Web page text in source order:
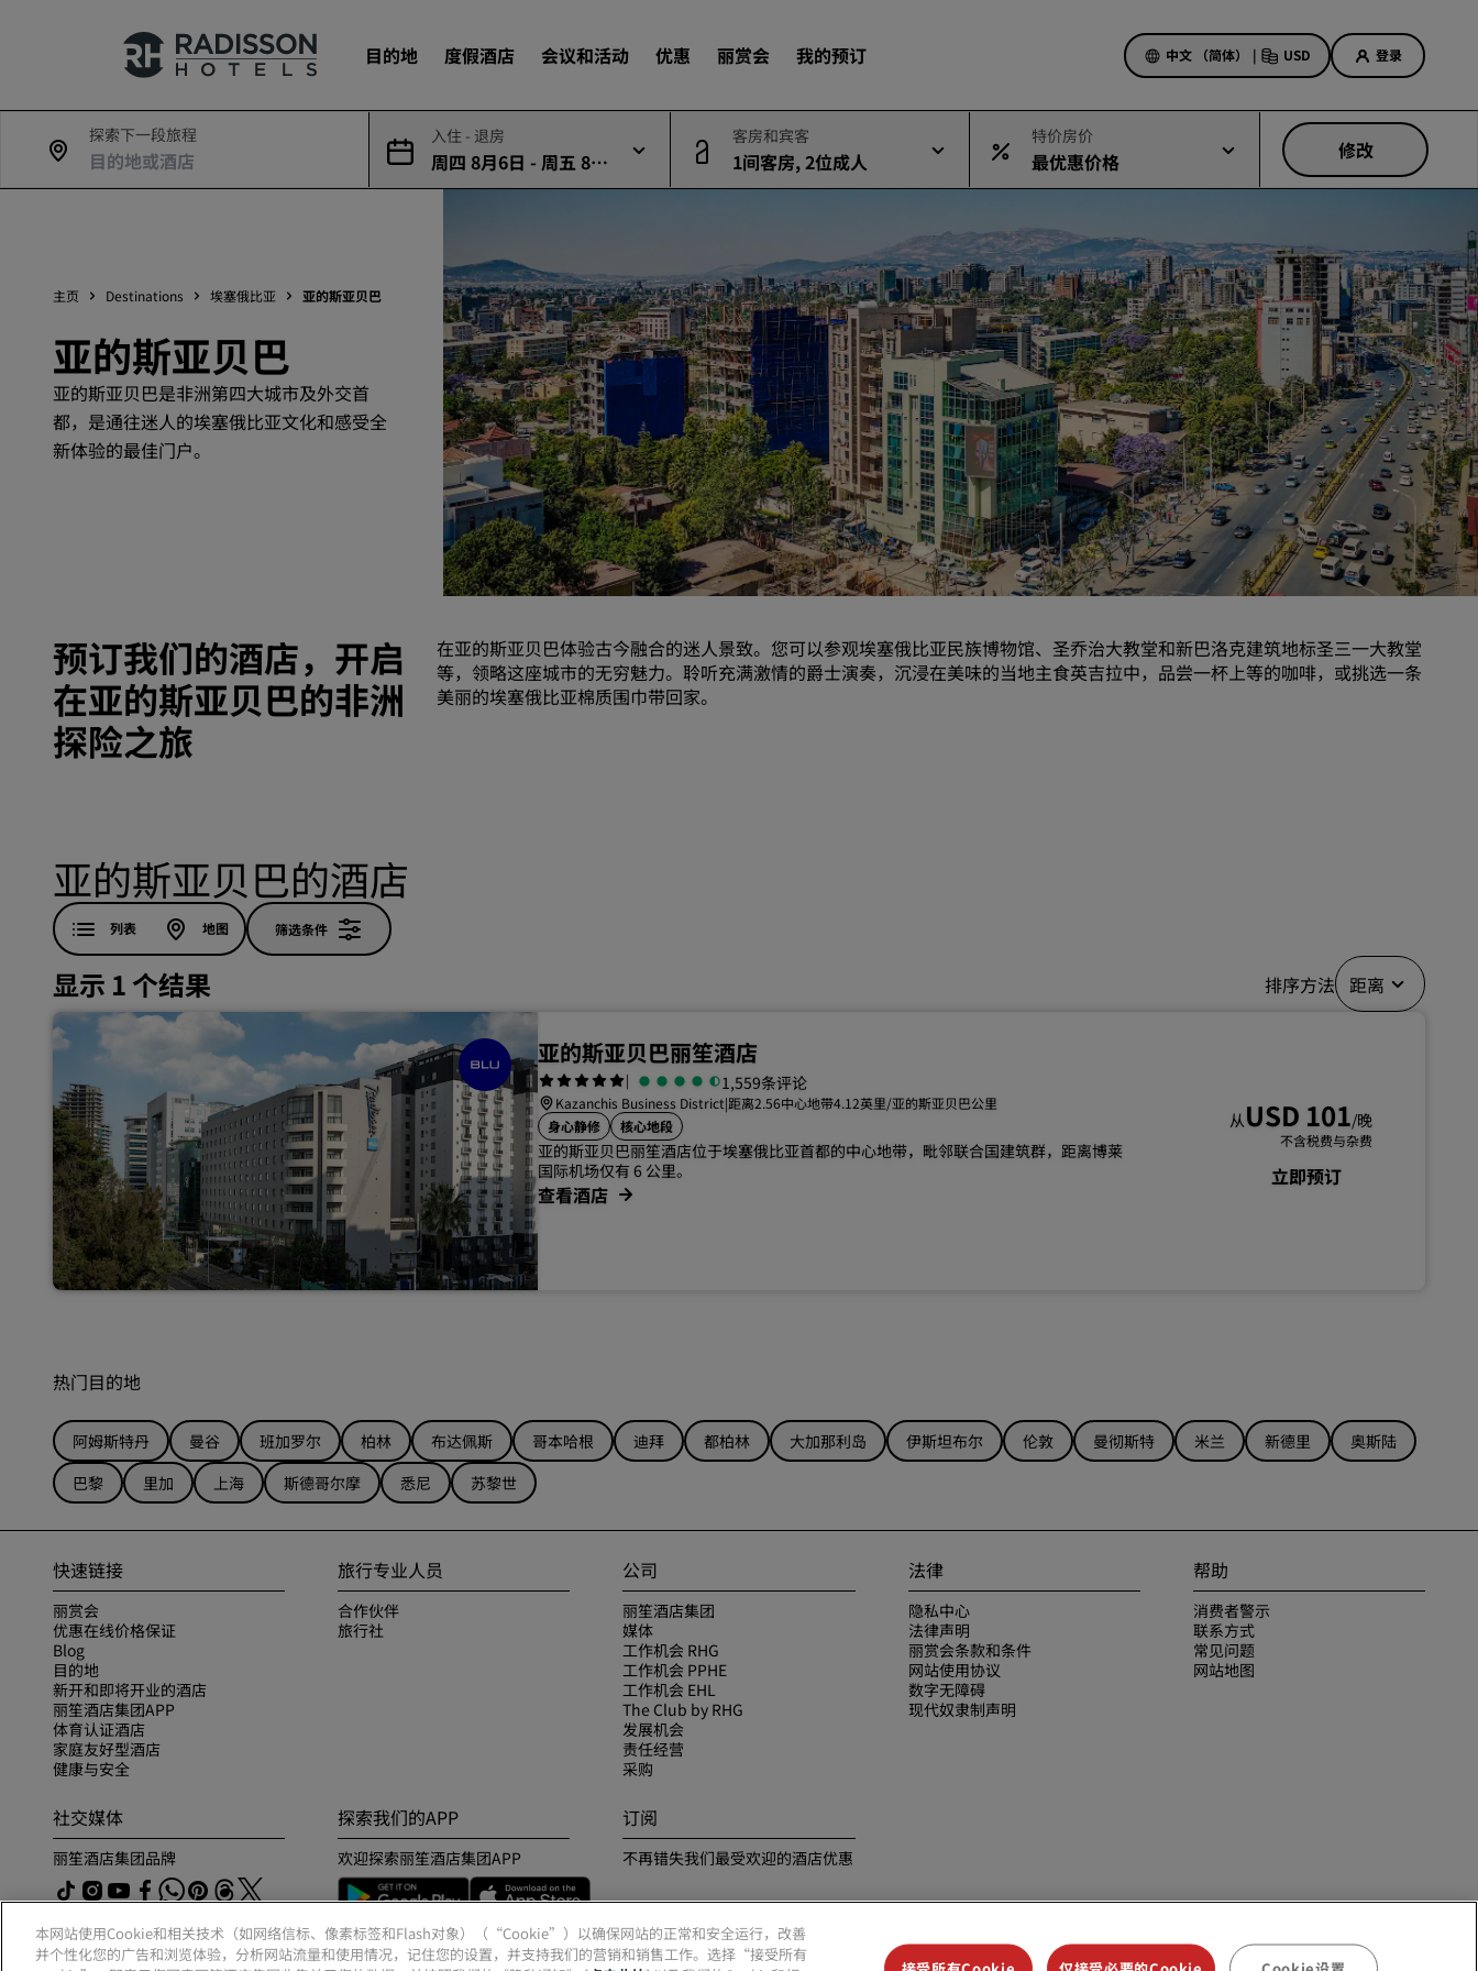
目的地 度假酒店 会议和活动 优惠 丽赏会 我的预订 中文 （简体） | USD 登录
我们的品牌
查找酒店
度假酒店
服务式公寓
机场酒店
新开业和即将开业的酒店
会议和活动
探索丽笙会议
预订会议空间
请求报价
活动目的地
行业方案
搜索航班
美好的初遇，丰厚的奖励
当日特惠
提前预订
查看套餐
旅行灵感
家庭友好型酒店
Rad Pets
婚礼场地
环保酒店
体育团队住宿
市中心酒店
访问我们的博客
探索下一段旅程 入住 - 退房
周四 8月6日 - 周五 8月
7日
客房和宾客
1间客房, 2位成人
特价房价
最优惠价格 修改
主页 Destinations 埃塞俄比亚 亚的斯亚贝巴
亚的斯亚贝巴
亚的斯亚贝巴是非洲第四大城市及外交首
都，是通往迷人的埃塞俄比亚文化和感受全
新体验的最佳门户。
预订我们的酒店，开启
在亚的斯亚贝巴的非洲
探险之旅
在亚的斯亚贝巴体验古今融合的迷人景致。您可以参观埃塞俄比亚民族博物馆、圣乔治大教堂和新巴洛克建筑地标圣三一大教堂
等，领略这座城市的无穷魅力。聆听充满激情的爵士演奏，沉浸在美味的当地主食英吉拉中，品尝一杯上等的咖啡，或挑选一条
美丽的埃塞俄比亚棉质围巾带回家。
亚的斯亚贝巴的酒店
列表 地图 筛选条件
显示 1 个结果 排序方法 距离
亚的斯亚贝巴丽笙酒店
| 1,559条评论
Kazanchis Business District|距离2.56中心地带4.12英里/亚的斯亚贝巴公里
身心静修
核心地段
亚的斯亚贝巴丽笙酒店位于埃塞俄比亚首都的中心地带，毗邻联合国建筑群，距离博莱
国际机场仅有 6 公里。
查看酒店
从USD 101/晚
不含税费与杂费
立即预订
热门目的地
阿姆斯特丹 曼谷 班加罗尔 柏林 布达佩斯 哥本哈根 迪拜 都柏林 大加那利岛 伊斯坦布尔 伦敦 曼彻斯特 米兰 新德里
奥斯陆
巴黎
里加 上海 斯德哥尔摩 悉尼 苏黎世
快速链接
丽赏会
优惠在线价格保证
Blog
目的地
新开和即将开业的酒店
丽笙酒店集团APP
体育认证酒店
家庭友好型酒店
健康与安全
旅行专业人员
合作伙伴
旅行社
公司
丽笙酒店集团
媒体
工作机会 RHG
工作机会 PPHE
工作机会 EHL
The Club by RHG
发展机会
责任经营
采购
法律
隐私中心
法律声明
丽赏会条款和条件
网站使用协议
数字无障碍
现代奴隶制声明
帮助
消费者警示
联系方式
常见问题
网站地图
社交媒体
丽笙酒店集团品牌
探索我们的APP
欢迎探索丽笙酒店集团APP
订阅
不再错失我们最受欢迎的酒店优惠
本网站使用Cookie和相关技术（如网络信标、像素标签和Flash对象）（“Cookie”）以确保网站的正常和安全运行，改善
并个性化您的广告和浏览体验，分析网站流量和使用情况，记住您的设置，并支持我们的营销和销售工作。选择“接受所有